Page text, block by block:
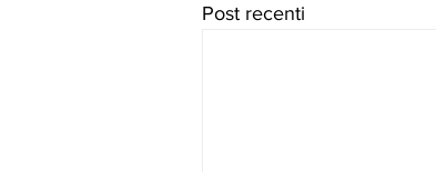
Post recenti